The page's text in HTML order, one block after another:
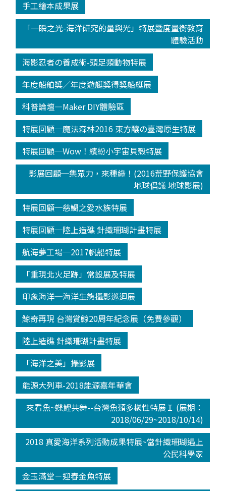
手工繪本成果展
「一瞬之光-海洋研究的量與光」特展暨度量衡教育
體驗活動
海影忍者の養成術-頭足類動物特展
年度船舶獎／年度遊艇獎得獎船艇展
科普論壇—Maker DIY體驗區
特展回顧─魔法森林2016 東方釀の臺灣原生特展
特展回顧─Wow！繽紛小宇宙貝殼特展
影展回顧─集眾力，來種綠！(2016荒野保護協會
地球倡議 地球影展)
特展回顧─慈鯛之愛水族特展
特展回顧─陸上造礁 針織珊瑚計畫特展
航海夢工場─2017帆船特展
「重現北火足跡」常設展及特展
印象海洋─海洋生態攝影巡迴展
鯨奇再現 台灣賞鯨20周年紀念展（免費參觀）
陸上造礁 針織珊瑚計畫特展
「海洋之美」攝影展
能源大列車-2018能源嘉年華會
來看魚~蝶鯉共舞--台灣魚類多樣性特展Ｉ (展期：
2018/06/29~2018/10/14)
2018 真愛海洋系列活動成果特展~當針織珊瑚遇上
公民科學家
金玉滿堂－迎春金魚特展